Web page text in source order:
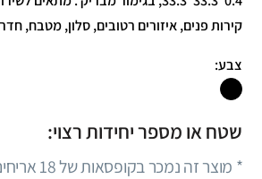
קירות פנים, איזורים רטובים, סלון, מטבח,
צבע:
שטח או מספר יחידות רצוי:
* מוצר זה נמכר בקופסאות של18